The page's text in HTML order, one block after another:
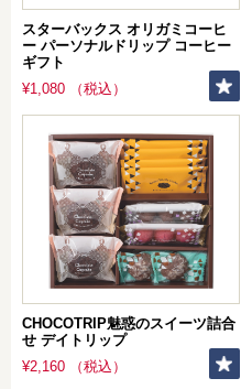
スターバックス オリガミコーヒ
ー パーソナルドリップ コーヒー
ギフト
¥1,080 （税込）
CHOCOTRIP魅惑のスイーツ詰合
せ デイトリップ
¥2,160 （税込）